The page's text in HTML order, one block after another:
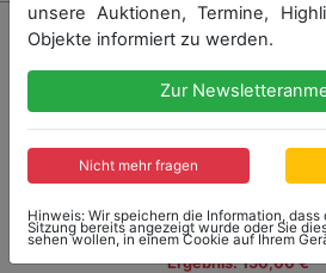
5152
Startpreis: 150,00 €
Ergebnis: 150,00 €
unsere Auktionen, Termine,
Objekte informiert zu werden.
Zur
Nicht mehr fragen
Hinweis: Wir speichern die Information, dass
Sitzung bereits angezeigt wurde oder Sie
sehen wollen, in einem Cookie auf Ihrem